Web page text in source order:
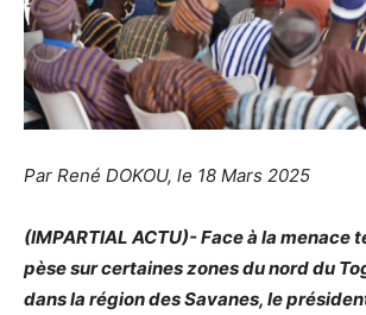
Par René DOKOU, le 18 Mars 2025
(IMPARTIAL ACTU)- Face à la menace
pèse sur certaines zones du nord du
dans la région des Savanes, le